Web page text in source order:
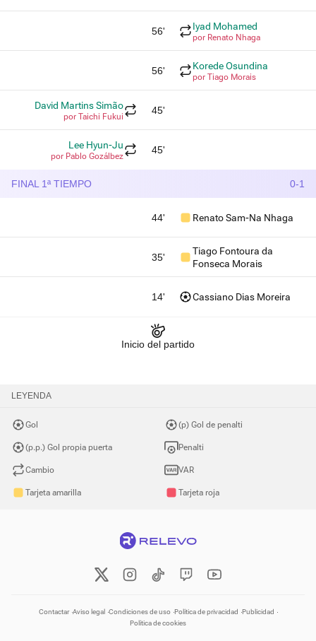
56' Iyad Mohamed
por Renato Nhaga
56' Korede Osundina
por Tiago Morais
David Martins Simão
por Taichi Fukui
45'
Lee Hyun-Ju
por Pablo Gozálbez
45'
FINAL 1ª TIEMPO 0-1
44' Renato Sam-Na Nhaga
35'
Tiago Fontoura da
Fonseca Morais
14' Cassiano Dias Moreira
Inicio del partido
LEYENDA
Gol
(p.p.) Gol propia puerta
Cambio
Tarjeta amarilla
(p) Gol de penalti
Penalti
VAR
Tarjeta roja
Contactar Aviso legal Condiciones de uso Política de privacidad Publicidad
Política de cookies